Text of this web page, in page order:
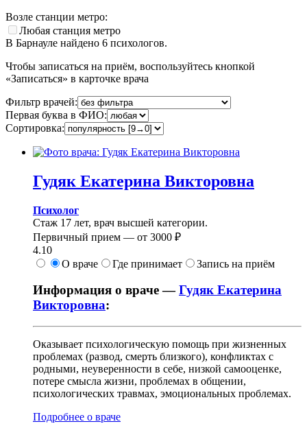
Возле станции метро:
Любая станция метро
В Барнауле найдено 6 психологов.
Чтобы записаться на приём, воспользуйтесь кнопкой
«Записаться» в карточке врача
Фильтр врачей:
Первая буква в ФИО:
Сортировка:
Гудяк Екатерина Викторовна
Психолог
Стаж 17 лет, врач высшей категории.
Первичный прием — от 3000 ₽
4.10
О враче
Где принимает Запись на приём
Информация о враче —Гудяк Екатерина
Викторовна:
Оказывает психологическую помощь при жизненных
проблемах (развод, смерть близкого), конфликтах с
родными, неуверенности в себе, низкой самооценке,
потере смысла жизни, проблемах в общении,
психологических травмах, эмоциональных проблемах.
Подробнее о враче